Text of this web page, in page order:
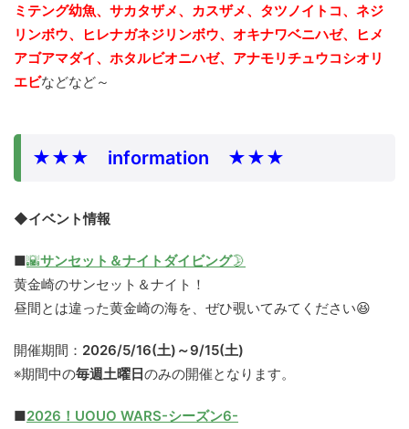
ミテング幼魚、サカタザメ、カスザメ、タツノイトコ、ネジ
リンボウ、ヒレナガネジリンボウ、 オキナワベニハゼ、ヒメ
アゴアマダイ、ホタルビオニハゼ、アナモリチュウコシオリ
エビなどなど～
★★★ information ★★★
◆イベント情報
■🌇サンセット＆ナイトダイビング🌛
黄金崎のサンセット＆ナイト！
昼間とは違った黄金崎の海を、ぜひ覗いてみてください😆
開催期間： 2026/5/16(土)～9/15(土)
※期間中の毎週土曜日のみの開催となります。
■2026！UOUO WARS-シーズン6-